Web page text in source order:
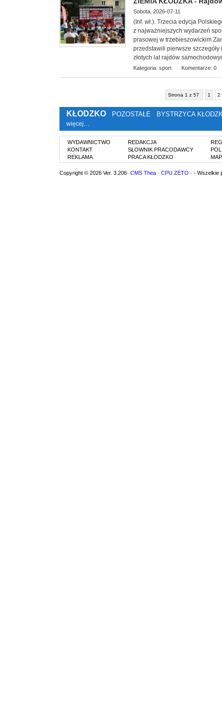
Sobota, 2026-07-11
(Inf. wł.). Trzecia edycja
z najważniejszych wydarzeń
prasowej w trzebieszowickim
przedstawili pierwsze
złotych lat rajdów
Kategoria: sport Komentarze: 0
Strona 1 z 57 1 2
KŁODZKO POZOSTAŁE BYSTRZYCA
więcej…
WYDAWNICTWO
KONTAKT
REKLAMA
REDAKCJA
SŁOWNIK PRACODAWCY
PRACA KŁODZKO
Copyright © 2026 Ver. 3.206· CMS Thea · CPU ZETO · - Wszelkie